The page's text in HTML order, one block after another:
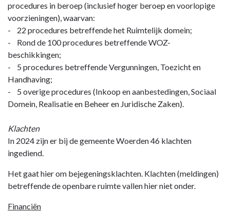
procedures in beroep (inclusief hoger beroep en voorlopige
voorzieningen), waarvan:
- 22 procedures betreffende het Ruimtelijk domein;
- Rond de 100 procedures betreffende WOZ-
beschikkingen;
- 5 procedures betreffende Vergunningen, Toezicht en
Handhaving;
- 5 overige procedures (Inkoop en aanbestedingen, Sociaal
Domein, Realisatie en Beheer en Juridische Zaken).
Klachten
In 2024 zijn er bij de gemeente Woerden 46 klachten
ingediend.
Het gaat hier om bejegeningsklachten. Klachten (meldingen)
betreffende de openbare ruimte vallen hier niet onder.
Financiën